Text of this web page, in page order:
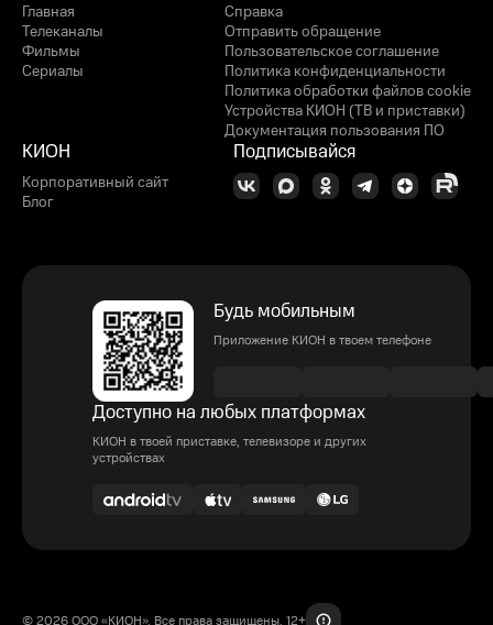
Главная
Телеканалы
Фильмы
Сериалы
Справка
Отправить обращение
Пользовательское соглашение
Политика конфиденциальности
Политика обработки файлов cookie
Устройства КИОН (ТВ и приставки)
Документация пользования ПО
КИОН
Корпоративный сайт
Блог
Подписывайся
Будь мобильным
Приложение КИОН в твоем телефоне
Доступно на любых платформах
КИОН в твоей приставке, телевизоре и других
устройствах
© 2026 ООО «КИОН». Все права защищены. 12+